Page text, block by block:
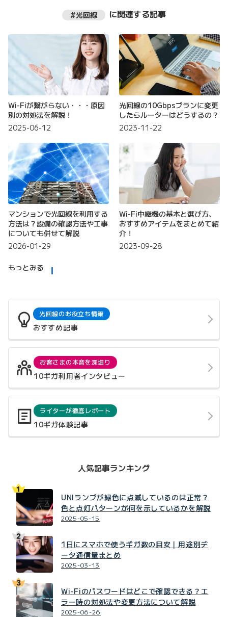
#光回線 に関連する記事
Wi-Fiが繋がらない・・・原因
別の対処法を解説！
2025-06-12
光回線の10Gbpsプランに変更
したらルーターはどうするの？
2023-11-22
マンションで光回線を利用する
方法は？設備の確認方法や工事
についても併せて解説
2026-01-29
Wi-Fi中継機の基本と選び方、
おすすめアイテムをまとめて紹
介！
2023-09-28
もっとみる
光回線のお役立ち情報
おすすめ記事
お客さまの本音を深堀り
10ギガ利用者インタビュー
ライターが徹底レポート
10ギガ体験記事
人気記事ランキング
UNIランプが緑色に点滅しているのは正常？
色と点灯パターンが何を示しているかを解説
2025-05-15
1日にスマホで使うギガ数の目安｜用途別デ
ータ通信量まとめ
2025-03-13
Wi-Fiのパスワードはどこで確認できる？エ
ラー時の対処法や変更方法について解説
2025-06-26